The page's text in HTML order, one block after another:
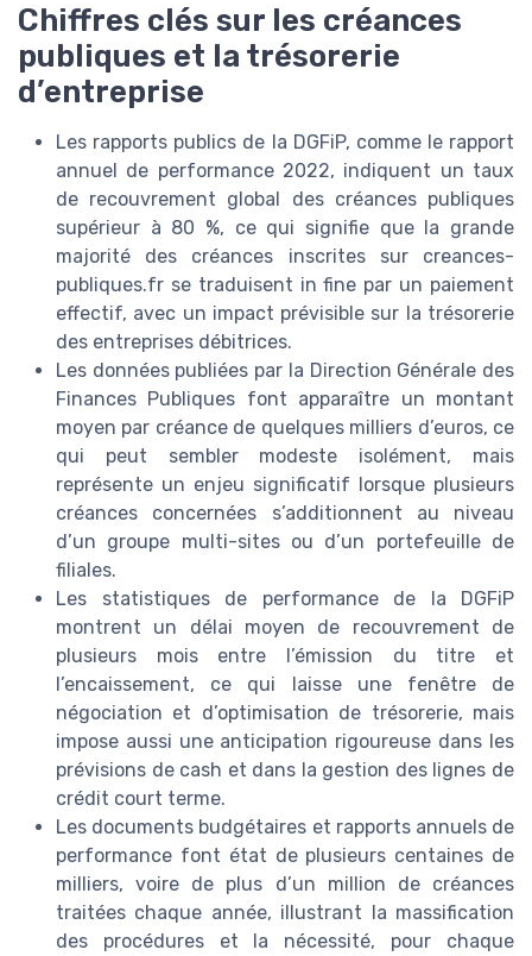
Chiffres clés sur les créances
publiques et la trésorerie
d’entreprise
Les rapports publics de la DGFiP, comme le rapport
annuel de performance 2022, indiquent un taux
de recouvrement global des créances publiques
supérieur à 80 %, ce qui signifie que la grande
majorité des créances inscrites sur creances-
publiques.fr se traduisent in fine par un paiement
effectif, avec un impact prévisible sur la trésorerie
des entreprises débitrices.
Les données publiées par la Direction Générale des
Finances Publiques font apparaître un montant
moyen par créance de quelques milliers d’euros, ce
qui peut sembler modeste isolément, mais
représente un enjeu significatif lorsque plusieurs
créances concernées s’additionnent au niveau
d’un groupe multi-sites ou d’un portefeuille de
filiales.
Les statistiques de performance de la DGFiP
montrent un délai moyen de recouvrement de
plusieurs mois entre l’émission du titre et
l’encaissement, ce qui laisse une fenêtre de
négociation et d’optimisation de trésorerie, mais
impose aussi une anticipation rigoureuse dans les
prévisions de cash et dans la gestion des lignes de
crédit court terme.
Les documents budgétaires et rapports annuels de
performance font état de plusieurs centaines de
milliers, voire de plus d’un million de créances
traitées chaque année, illustrant la massification
des procédures et la nécessité, pour chaque